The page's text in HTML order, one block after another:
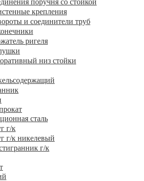
крепления
и соединители труб
ригеля
низ стойки
сталь
г/к
г/к никелевый
г/к